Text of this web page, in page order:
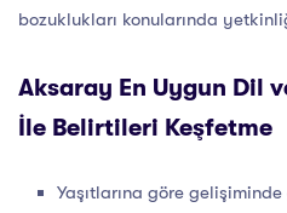
bozuklukları konularında
Aksaray En Uygun Dil
İle Belirtileri Keşfetme
Yaşıtlarına göre